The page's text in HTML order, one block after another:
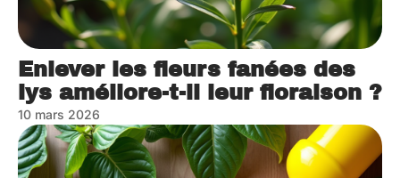
Enlever les fleurs fanées des
lys améliore-t-il leur floraison ?
10 mars 2026